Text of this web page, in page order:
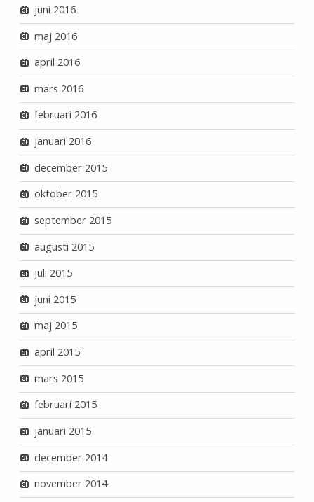
juni 2016
maj 2016
april 2016
mars 2016
februari 2016
januari 2016
december 2015
oktober 2015
september 2015
augusti 2015
juli 2015
juni 2015
maj 2015
april 2015
mars 2015
februari 2015
januari 2015
december 2014
november 2014